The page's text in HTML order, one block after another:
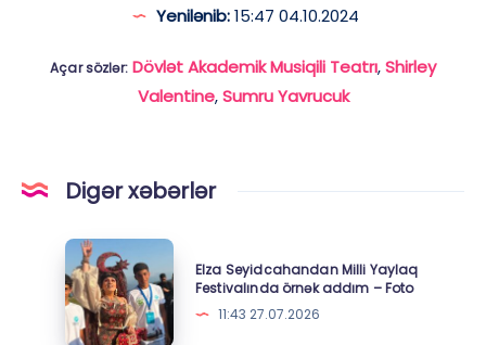
Yenilənib:15:47 04.10.2024
Açar sözlər: Dövlət Akademik Musiqili Teatrı,Shirley
Valentine,Sumru Yavrucuk
Digər xəbərlər
Elza
Seyidcahandan
Milli
Yaylaq
Elza Seyidcahandan Milli Yaylaq
Festivalında örnək addım – Foto
11:43 27.07.2026